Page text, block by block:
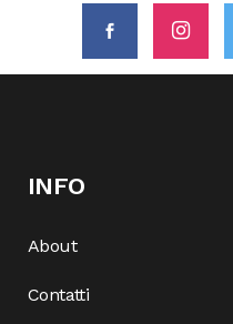
INFO
About
Contatti